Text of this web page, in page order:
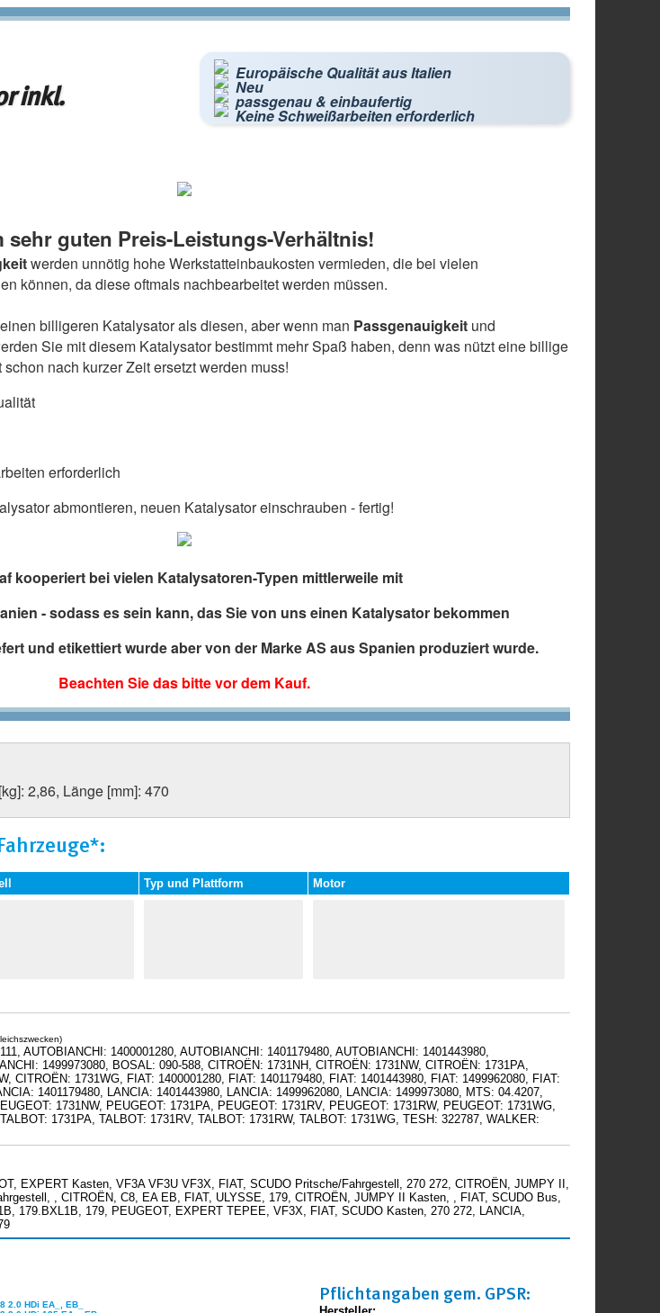
inkl.
Europäische Qualität aus Italien
Neu
passgenau & einbaufertig
Keine Schweißarbeiten erforderlich
sehr guten Preis-Leistungs-Verhältnis!
werden unnötig hohe Werkstatteinbaukosten vermieden, die bei vielen
können, da diese oftmals nachbearbeitet werden müssen.
billigeren Katalysator als diesen, aber wenn man Passgenauigkeit und
Sie mit diesem Katalysator bestimmt mehr Spaß haben, denn was nützt eine billige
nach kurzer Zeit ersetzt werden muss!
erforderlich
abmontieren, neuen Katalysator einschrauben - fertig!
kooperiert bei vielen Katalysatoren-Typen mittlerweile mit
- sodass es sein kann, das Sie von uns einen Katalysator bekommen
und etikettiert wurde aber von der Marke AS aus Spanien produziert wurde.
Beachten Sie das bitte vor dem Kauf.
2,86, Länge [mm]: 470
Typ und Plattform Motor
AUTOBIANCHI: 1400001280, AUTOBIANCHI: 1401179480, AUTOBIANCHI: 1401443980,
1499973080, BOSAL: 090-588, CITROËN: 1731NH, CITROËN: 1731NW, CITROËN: 1731PA,
CITROËN: 1731WG, FIAT: 1400001280, FIAT: 1401179480, FIAT: 1401443980, FIAT: 1499962080, FIAT:
1401179480, LANCIA: 1401443980, LANCIA: 1499962080, LANCIA: 1499973080, MTS: 04.4207,
1731NW, PEUGEOT: 1731PA, PEUGEOT: 1731RV, PEUGEOT: 1731RW, PEUGEOT: 1731WG,
1731PA, TALBOT: 1731RV, TALBOT: 1731RW, TALBOT: 1731WG, TESH: 322787, WALKER:
EXPERT Kasten, VF3A VF3U VF3X, FIAT, SCUDO Pritsche/Fahrgestell, 270 272, CITROËN, JUMPY II,
, CITROËN, C8, EA EB, FIAT, ULYSSE, 179, CITROËN, JUMPY II Kasten, , FIAT, SCUDO Bus,
179.BXL1B, 179, PEUGEOT, EXPERT TEPEE, VF3X, FIAT, SCUDO Kasten, 270 272, LANCIA,
2.0 HDi EA_, EB_
Pflichtangaben gem. GPSR: